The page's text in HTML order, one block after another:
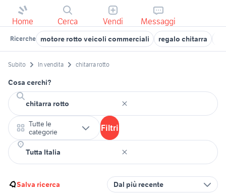
Home Cerca Vendi Messaggi
Ricerche motore rotto veicoli commerciali regalo chitarra
Subito In vendita chitarra rotto
Cosa cerchi?
Tutte le
categorie
Filtri
Salva ricerca Dal più recente